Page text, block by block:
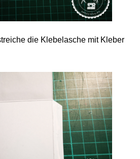
die Klebelasche mit Kleber